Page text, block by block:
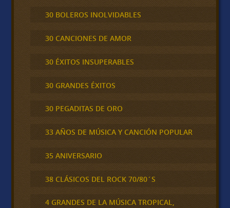
30 BOLEROS INOLVIDABLES
30 CANCIONES DE AMOR
30 ÉXITOS INSUPERABLES
30 GRANDES ÉXITOS
30 PEGADITAS DE ORO
33 AÑOS DE MÚSICA Y CANCIÓN POPULAR
35 ANIVERSARIO
38 CLÁSICOS DEL ROCK 70/80´S
4 GRANDES DE LA MÚSICA TROPICAL,